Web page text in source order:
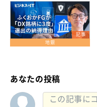
記事
地銀
あなたの投稿